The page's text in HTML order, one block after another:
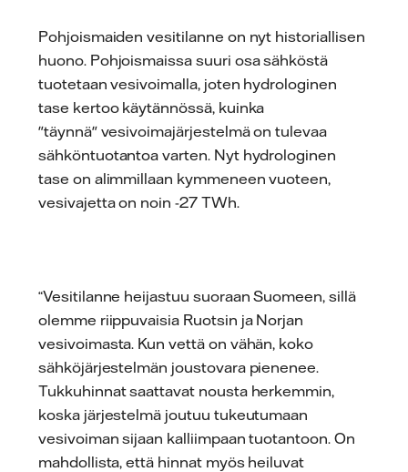
Pohjoismaiden vesitilanne on nyt historiallisen
huono. Pohjoismaissa suuri osa sähköstä
tuotetaan vesivoimalla, joten hydrologinen
tase kertoo käytännössä, kuinka
"täynnä" vesivoimajärjestelmä on tulevaa
sähköntuotantoa varten. Nyt hydrologinen
tase on alimmillaan kymmeneen vuoteen,
vesivajetta on noin -27 TWh.
“Vesitilanne heijastuu suoraan Suomeen, sillä
olemme riippuvaisia Ruotsin ja Norjan
vesivoimasta. Kun vettä on vähän, koko
sähköjärjestelmän joustovara pienenee.
Tukkuhinnat saattavat nousta herkemmin,
koska järjestelmä joutuu tukeutumaan
vesivoiman sijaan kalliimpaan tuotantoon. On
mahdollista, että hinnat myös heiluvat